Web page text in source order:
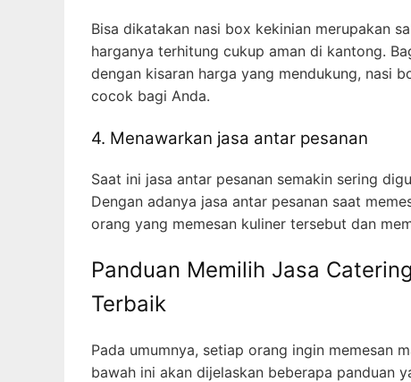
Bisa dikatakan nasi box kekinian merupakan
harganya terhitung cukup aman di kantong.
dengan kisaran harga yang mendukung, nasi
cocok bagi Anda.
4. Menawarkan jasa antar pesanan
Saat ini jasa antar pesanan semakin sering
Dengan adanya jasa antar pesanan saat
orang yang memesan kuliner tersebut dan
Panduan Memilih Jasa
Terbaik
Pada umumnya, setiap orang ingin memesan
bawah ini akan dijelaskan beberapa panduan